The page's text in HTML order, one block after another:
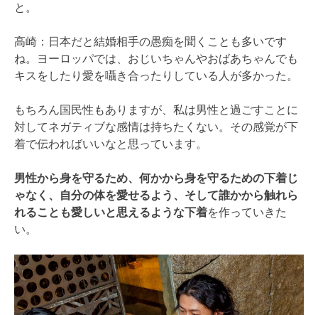
と。
高崎：日本だと結婚相手の愚痴を聞くことも多いです
ね。ヨーロッパでは、おじいちゃんやおばあちゃんでも
キスをしたり愛を囁き合ったりしている人が多かった。
もちろん国民性もありますが、私は男性と過ごすことに
対してネガティブな感情は持ちたくない。その感覚が下
着で伝わればいいなと思っています。
男性から身を守るため、何かから身を守るための下着じ
ゃなく、自分の体を愛せるよう、そして誰かから触れら
れることも愛しいと思えるような下着を作っていきた
い。